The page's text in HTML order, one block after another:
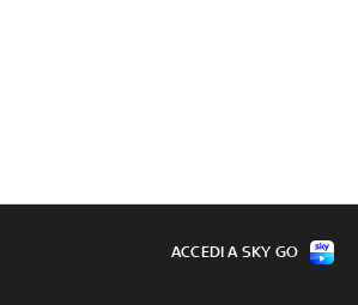
ACCEDI A SKY GO